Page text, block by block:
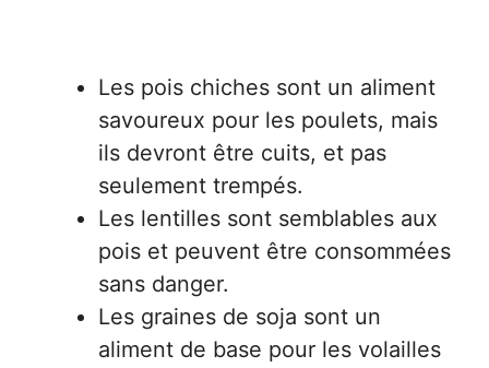
Les pois chiches sont un aliment
savoureux pour les poulets, mais
ils devront être cuits, et pas
seulement trempés.
Les lentilles sont semblables aux
pois et peuvent être consommées
sans danger.
Les graines de soja sont un
aliment de base pour les volailles